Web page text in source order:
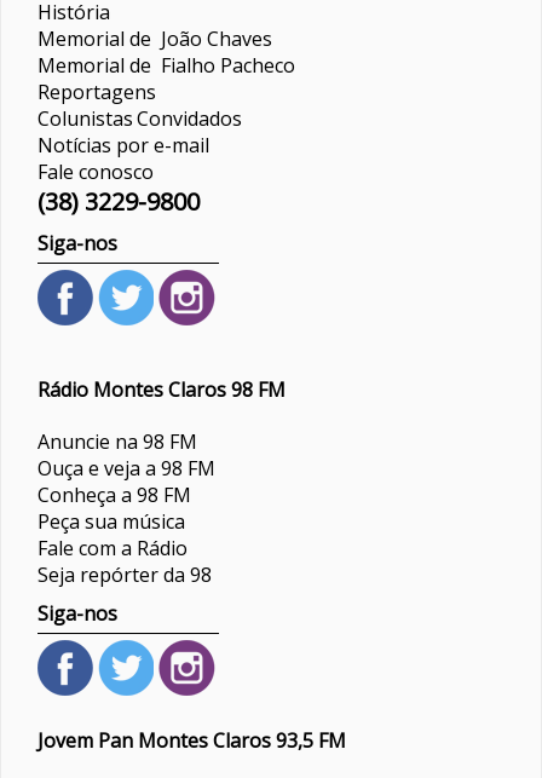
História
Memorial de João Chaves
Memorial de Fialho Pacheco
Reportagens
ColunistasConvidados
Notícias por e-mail
Fale conosco
(38) 3229-9800
Siga-nos
Rádio Montes Claros 98 FM
Anuncie na 98 FM
Ouça e veja a 98 FM
Conheça a 98 FM
Peça sua música
Fale com a Rádio
Seja repórter da 98
Siga-nos
Jovem Pan Montes Claros 93,5 FM